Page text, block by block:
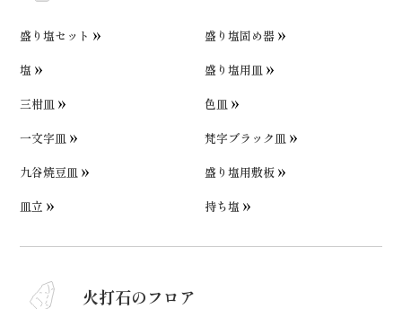
盛り塩セット
盛り塩固め器
塩
盛り塩用皿
三柑皿
色皿
一文字皿
梵字ブラック皿
九谷焼豆皿
盛り塩用敷板
皿立
持ち塩
火打石のフロア